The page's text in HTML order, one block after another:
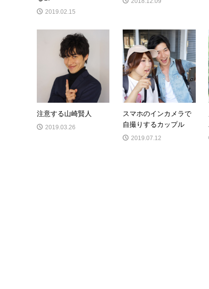
2019.02.15
注意する山崎賢人
2019.03.26
スマホのインカメラで
自撮りするカップル
2019.07.12